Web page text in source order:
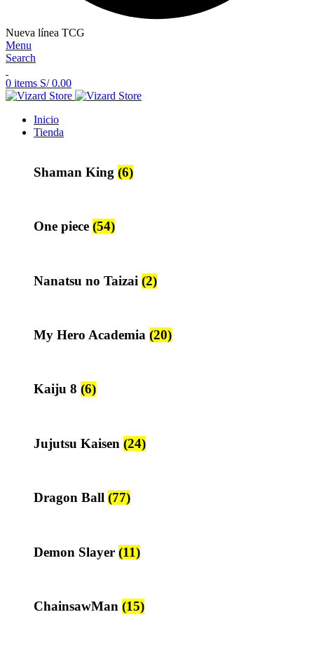
Nueva línea TCG
Menu
Search
0 items S/0.00
Inicio
Tienda
Shaman King (6)
One piece (54)
Nanatsu no Taizai (2)
My Hero Academia (20)
Kaiju 8 (6)
Jujutsu Kaisen (24)
Dragon Ball (77)
Demon Slayer (11)
ChainsawMan (15)